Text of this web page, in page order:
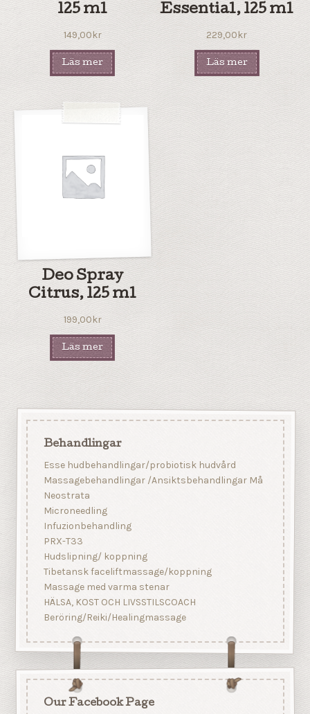
125 ml
149,00kr
Läs mer
Essential, 125 ml
229,00kr
Läs mer
Deo Spray
Citrus, 125 ml
199,00kr
Läs mer
Behandlingar
Esse hudbehandlingar/probiotisk hudvård
Massagebehandlingar /Ansiktsbehandlingar Må
Neostrata
Microneedling
Infuzionbehandling
PRX-T33
Hudslipning/ koppning
Tibetansk faceliftmassage/koppning
Massage med varma stenar
HÄLSA, KOST OCH LIVSSTILSCOACH
Beröring/Reiki/Healingmassage
Our Facebook Page